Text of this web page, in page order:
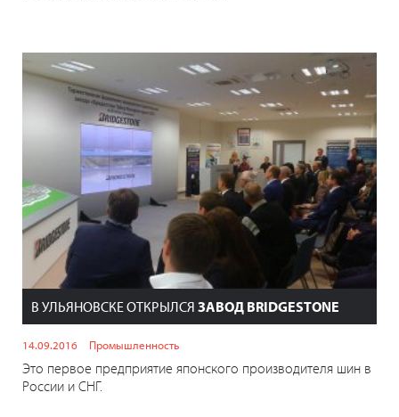
В УЛЬЯНОВСКЕ ОТКРЫЛСЯ ЗАВОД BRIDGESTONE
14.09.2016 Промышленность
Это первое предприятие японского производителя шин в
России и СНГ.